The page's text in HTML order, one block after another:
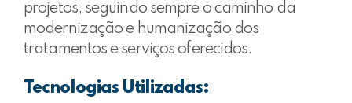
projetos, seguindo sempre o caminho da
modernização e humanização dos
tratamentos e serviços oferecidos.
Tecnologias Utilizadas: